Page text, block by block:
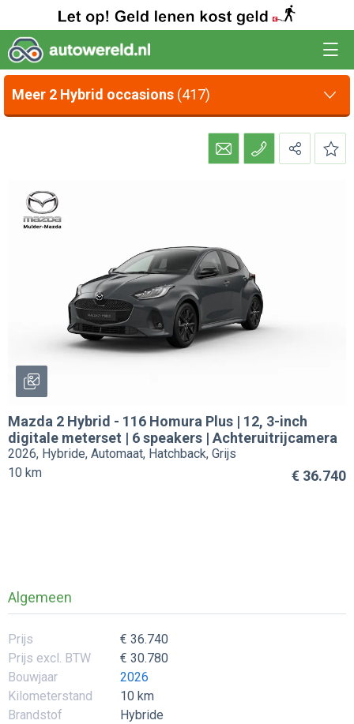
Meer 2 Hybrid occasions (417)
Mazda 2 Hybrid - 116 Homura Plus | 12, 3-inch
digitale meterset | 6 speakers | Achteruitrijcamera
2026, Hybride, Automaat, Hatchback, Grijs
€ 36.740
10 km
Algemeen
Prijs
€ 36.740
Prijs excl. BTW
€ 30.780
Bouwjaar
2026
Kilometerstand
10 km
Brandstof
Hybride